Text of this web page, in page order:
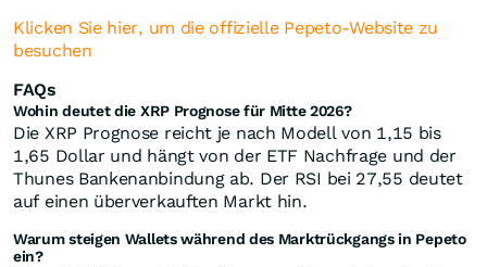
Klicken Sie hier, um die offizielle Pepeto-Website zu
besuchen
FAQs
Wohin deutet die XRP Prognose für Mitte 2026?
Die XRP Prognose reicht je nach Modell von 1,15 bis
1,65 Dollar und hängt von der ETF Nachfrage und der
Thunes Bankenanbindung ab. Der RSI bei 27,55 deutet
auf einen überverkauften Markt hin.
Warum steigen Wallets während des Marktrückgangs in Pepeto
ein?